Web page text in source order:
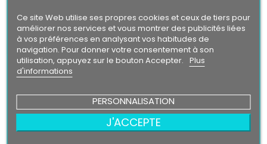
Finition
Brillant
Mat
Quantité  Ajouter au panier
Ce site Web utilise ses propres cookies et ceux de tiers pour
améliorer nos services et vous montrer des publicités liées
à vos préférences en analysant vos habitudes de
navigation. Pour donner votre consentement à son
utilisation, appuyez sur le bouton Accepter. Plus
d'informations
PERSONNALISATION
J'ACCEPTE